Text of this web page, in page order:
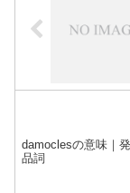
damoclesの意味｜
品詞